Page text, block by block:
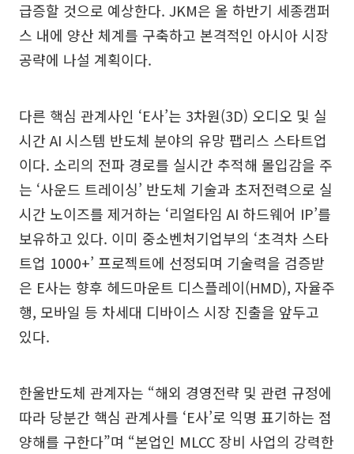
급증할 것으로 예상한다. JKM은 올 하반기 세종캠퍼
스 내에 양산 체계를 구축하고 본격적인 아시아 시장
공략에 나설 계획이다.
다른 핵심 관계사인 ‘E사’는 3차원(3D) 오디오 및 실
시간 AI 시스템 반도체 분야의 유망 팹리스 스타트업
이다. 소리의 전파 경로를 실시간 추적해 몰입감을 주
는 ‘사운드 트레이싱’ 반도체 기술과 초저전력으로 실
시간 노이즈를 제거하는 ‘리얼타임 AI 하드웨어 IP’를
보유하고 있다. 이미 중소벤처기업부의 ‘초격차 스타
트업 1000+’ 프로젝트에 선정되며 기술력을 검증받
은 E사는 향후 헤드마운트 디스플레이(HMD), 자율주
행, 모바일 등 차세대 디바이스 시장 진출을 앞두고
있다.
한울반도체 관계자는 “해외 경영전략 및 관련 규정에
따라 당분간 핵심 관계사를 ‘E사’로 익명 표기하는 점
양해를 구한다”며 “본업인 MLCC 장비 사업의 강력한